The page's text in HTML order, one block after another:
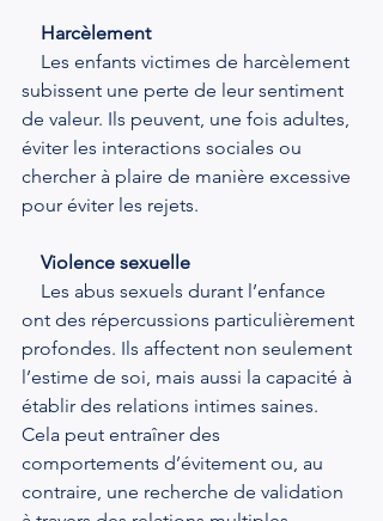
Harcèlement
Les enfants victimes de harcèlement
subissent une perte de leur sentiment
de valeur. Ils peuvent, une fois adultes,
éviter les interactions sociales ou
chercher à plaire de manière excessive
pour éviter les rejets.
Violence sexuelle
Les abus sexuels durant l’enfance
ont des répercussions particulièrement
profondes. Ils affectent non seulement
l’estime de soi, mais aussi la capacité à
établir des relations intimes saines.
Cela peut entraîner des
comportements d’évitement ou, au
contraire, une recherche de validation